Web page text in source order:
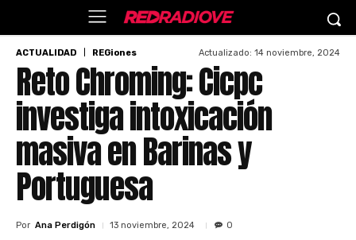
ACTUALIDAD REGiones Actualizado: 14 noviembre, 2024
Reto Chroming: Cicpc
investiga intoxicación
masiva en Barinas y
Portuguesa
Por Ana Perdigón 13 noviembre, 2024 0